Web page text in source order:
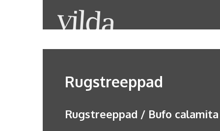
Rugstreeppad
Rugstreeppad / Bufo calamita